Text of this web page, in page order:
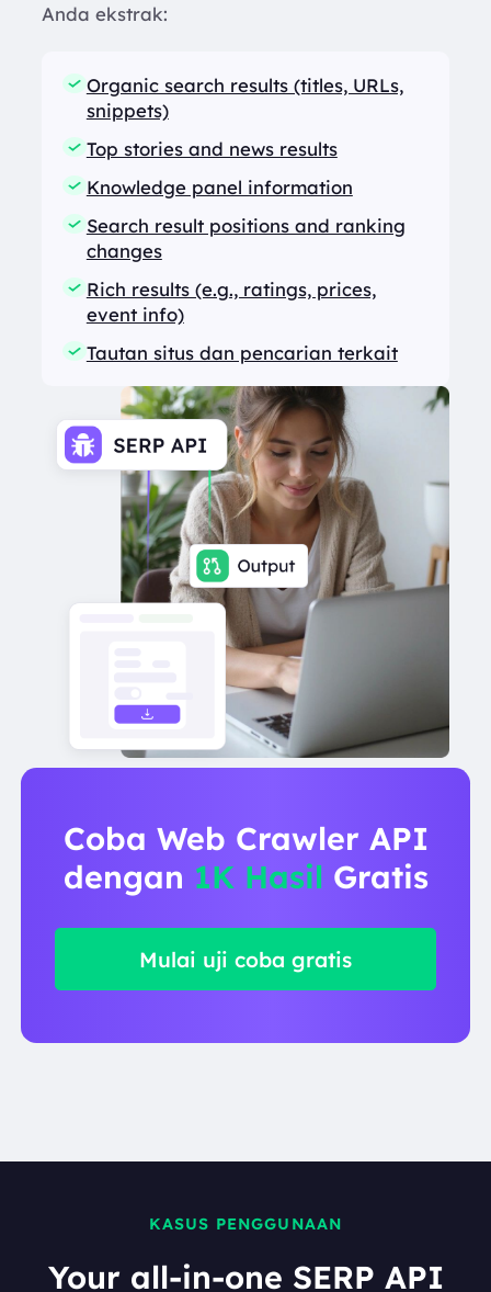
Anda ekstrak:
Organic search results (titles, URLs,
snippets)
Top stories and news results
Knowledge panel information
Search result positions and ranking
changes
Rich results (e.g., ratings, prices,
event info)
Tautan situs dan pencarian terkait
Coba Web Crawler API
dengan 1K Hasil Gratis
Mulai uji coba gratis
KASUS PENGGUNAAN
Your all-in-one SERP API